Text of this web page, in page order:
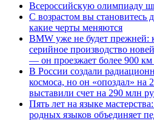
Всероссийскую олимпиаду
С возрастом вы становитесь
какие черты меняются
BMW уже не будет прежней:
серийное производство
— он проезжает более 900 км
В России создали
космоса, но он «опоздал» на
выставили счет на 290 млн
Пять лет на языке
родных языков объединяет